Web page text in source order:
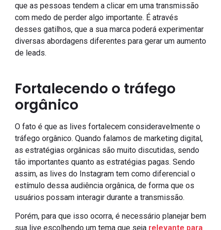
que as pessoas tendem a clicar em uma transmissão
com medo de perder algo importante. É através
desses gatilhos, que a sua marca poderá experimentar
diversas abordagens diferentes para gerar um aumento
de leads.
Fortalecendo o tráfego
orgânico
O fato é que as lives fortalecem consideravelmente o
tráfego orgânico. Quando falamos de marketing digital,
as estratégias orgânicas são muito discutidas, sendo
tão importantes quanto as estratégias pagas. Sendo
assim, as lives do Instagram tem como diferencial o
estímulo dessa audiência orgânica, de forma que os
usuários possam interagir durante a transmissão.
Porém, para que isso ocorra, é necessário planejar bem
sua live escolhendo um tema que seja relevante para